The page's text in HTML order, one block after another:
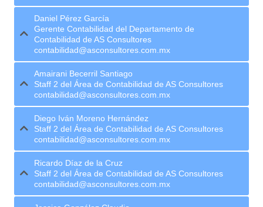
Daniel Pérez García
Gerente Contabilidad del Departamento de
Contabilidad de AS Consultores
contabilidad@asconsultores.com.mx
Amairani Becerril Santiago
Staff 2 del Área de Contabilidad de AS Consultores
contabilidad@asconsultores.com.mx
Diego Iván Moreno Hernández
Staff 2 del Área de Contabilidad de AS Consultores
contabilidad@asconsultores.com.mx
Ricardo Díaz de la Cruz
Staff 2 del Área de Contabilidad de AS Consultores
contabilidad@asconsultores.com.mx